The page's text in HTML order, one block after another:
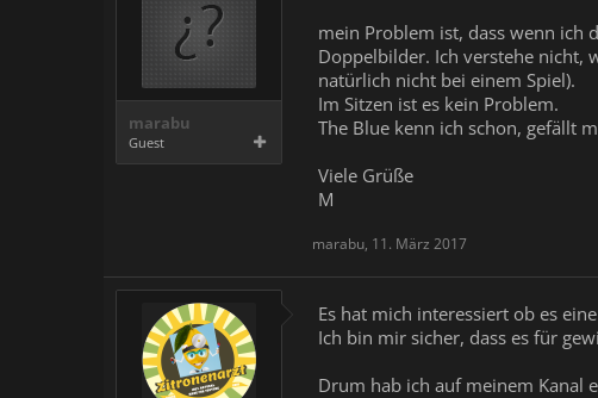
marabu
Guest
mein Problem ist, dass wenn ich
Doppelbilder. Ich verstehe nicht,
natürlich nicht bei einem Spiel).
Im Sitzen ist es kein Problem.
The Blue kenn ich schon, gefällt
Viele Grüße
M
marabu, 11. März 2017
Es hat mich interessiert ob es
Ich bin mir sicher, dass es für
Drum hab ich auf meinem Kanal